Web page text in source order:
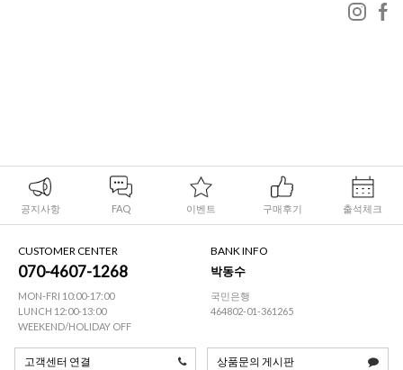
공지사항 FAQ 이벤트 구매후기 출석체크
CUSTOMER CENTER
070-4607-1268
MON-FRI 10:00-17:00
LUNCH 12:00-13:00
WEEKEND/HOLIDAY OFF
BANK INFO
박동수
국민은행
464802-01-361265
고객센터 연결 상품문의 게시판